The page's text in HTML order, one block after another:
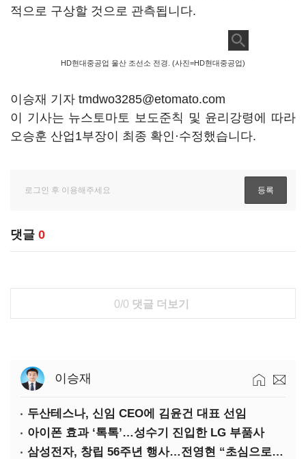
적으로 구상할 것으로 관측됩니다.
HD현대중공업 울산 조선소 전경. (사진=HD현대중공업)
이승재 기자 tmdwo3285@etomato.com
이 기사는 뉴스토마토 보도준칙 및 윤리강령에 따라
오승훈 산업1부장이 최종 확인·수정했습니다.
댓글 0
0/0 댓글 더보기
이승재
두산테스나, 신임 CEO에 김윤건 대표 선임
아이폰 효과 ‘톡톡’…성수기 진입한 LG 부품사
삼성전자, 창립 56주년 행사…전영현 “초심으로 경쟁력 회복해야”